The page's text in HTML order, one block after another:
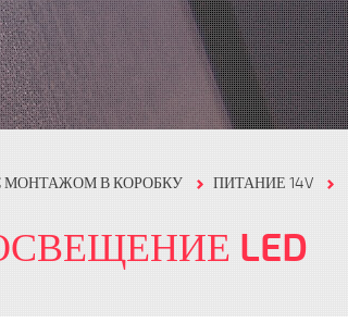
МОНТАЖОМ В КОРОБКУ
ПИТАНИЕ 14V
LED